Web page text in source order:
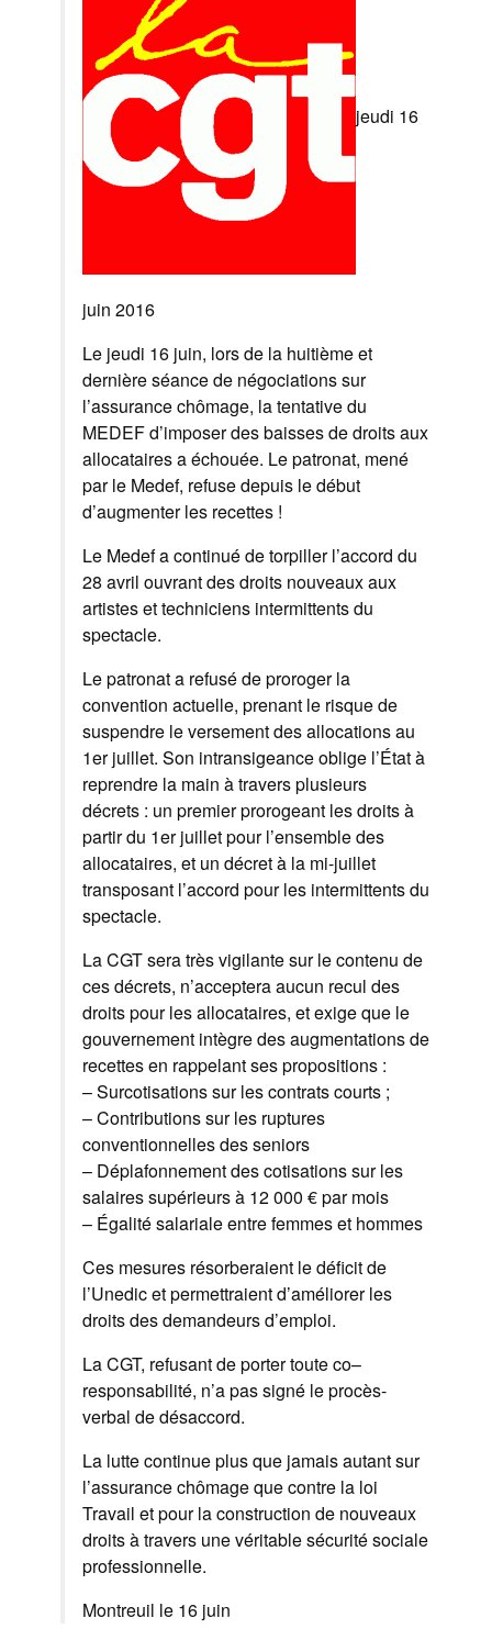
jeudi 16
juin 2016
Le jeudi 16 juin, lors de la huitième et
dernière séance de négociations sur
l’assurance chômage, la tentative du
MEDEF d’imposer des baisses de droits aux
allocataires a échouée. Le patronat, mené
par le Medef, refuse depuis le début
d’augmenter les recettes !
Le Medef a continué de torpiller l’accord du
28 avril ouvrant des droits nouveaux aux
artistes et techniciens intermittents du
spectacle.
Le patronat a refusé de proroger la
convention actuelle, prenant le risque de
suspendre le versement des allocations au
1er juillet. Son intransigeance oblige l’État à
reprendre la main à travers plusieurs
décrets : un premier prorogeant les droits à
partir du 1er juillet pour l’ensemble des
allocataires, et un décret à la mi-juillet
transposant l’accord pour les intermittents du
spectacle.
La CGT sera très vigilante sur le contenu de
ces décrets, n’acceptera aucun recul des
droits pour les allocataires, et exige que le
gouvernement intègre des augmentations de
recettes en rappelant ses propositions :
– Surcotisations sur les contrats courts ;
– Contributions sur les ruptures
conventionnelles des seniors
– Déplafonnement des cotisations sur les
salaires supérieurs à 12 000 € par mois
– Égalité salariale entre femmes et hommes
Ces mesures résorberaient le déficit de
l’Unedic et permettraient d’améliorer les
droits des demandeurs d’emploi.
La CGT, refusant de porter toute co–
responsabilité, n’a pas signé le procès-
verbal de désaccord.
La lutte continue plus que jamais autant sur
l’assurance chômage que contre la loi
Travail et pour la construction de nouveaux
droits à travers une véritable sécurité sociale
professionnelle.
Montreuil le 16 juin